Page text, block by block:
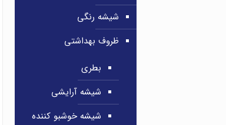
شیشه رنگی
ظروف بهداشتی
بطری
شیشه آرایشی
شیشه خوشبو کننده